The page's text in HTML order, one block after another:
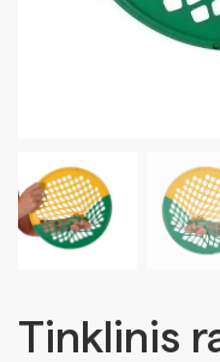
Tinklinis